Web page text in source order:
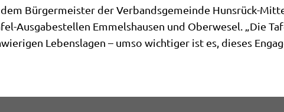
Bürgermeister der Verbandsgemeinde Hunsrück-
Ausgabestellen Emmelshausen und Oberwesel. „Die
Lebenslagen – umso wichtiger ist es, dieses